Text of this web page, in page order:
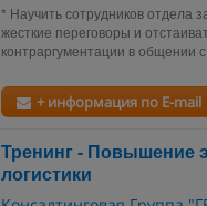
* Научить сотрудников отдела
жесткие переговоры и
контраргументации в общении
+ информация по E-mail
Тренинг - Повышение
логистики